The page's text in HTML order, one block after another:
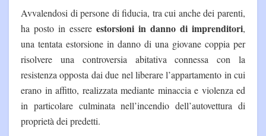
Avvalendosi di persone di fiducia, tra cui anche dei parenti,
ha posto in essere estorsioni in danno di imprenditori,
una tentata estorsione in danno di una giovane coppia per
risolvere una controversia abitativa connessa con la
resistenza opposta dai due nel liberare l’appartamento in cui
erano in affitto, realizzata mediante minaccia e violenza ed
in particolare culminata nell’incendio dell’autovettura di
proprietà dei predetti.